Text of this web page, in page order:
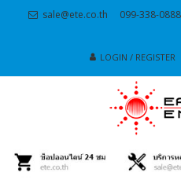
sale@ete.co.th 099-338-
LOGIN / REGISTER